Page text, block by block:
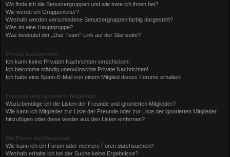
Wo finde ich die Benutzergruppen und wie trete ich ihnen bei?
Wie werde ich Gruppenleiter?
Weshalb werden verschiedene Benutzergruppen farbig dargestellt?
Was ist eine Hauptgruppe?
Was bedeutet der „Das Team“-Link auf der Startseite?
Private Nachrichten
Ich kann keine Privaten Nachrichten verschicken!
Ich bekomme ständig unerwünschte Private Nachrichten!
Ich habe eine Spam-E-Mail von einem Mitglied dieses Forums erhalten!
Freunde und ignorierte Mitglieder
Wozu benötige ich die Listen der Freunde und ignorierten Mitglieder?
Wie kann ich Mitglieder zur Liste der Freunde oder zur Liste der ignorierten Mitglieder
hinzufügen oder diese wieder aus den Listen entfernen?
Die Foren durchsuchen
Wie kann ich ein Forum oder mehrere Foren durchsuchen?
Weshalb erhalte ich bei der Suche keine Ergebnisse?